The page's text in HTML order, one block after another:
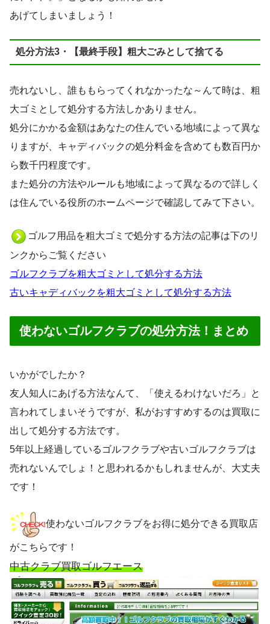
あげてしまいましょう！
処分方法3・【最終手段】粗大ごみとして捨てる
売れないし、誰ももらってくれなかったな～んて時は、粗
大ゴミとして処分する方法しかありません。
処分にかかる金額はあなたの住んでいる地域によって異な
りますが、キャディバックの処分料金を含めても数百円か
ら数千円程度です。
また処分の方法やルールも地域によって異なるので詳しく
は住んでいる役所のホームページで確認してみて下さい。
ゴルフ用品を粗大ゴミで処分する方法の記事は下のリ
ンクからご覧ください
ゴルフクラブを粗大ゴミとして処分する方法
古いキャディバックを粗大ゴミとして処分する方法
使わないゴルフクラブの処分方法！まとめ
いかがでしたか？
友人知人にあげる方法なんて、「使えるわけないだろ」と
言われてしまいそうですが、私がおすすめするのは買取に
出して処分する方法です。
5年以上経過しているゴルフクラブや古いゴルフクラブは
売れないんでしょ！と思われるかもしれませんが、大丈夫
です！
使わないゴルフクラブをお得に処分できる買取店
がこちらです！
中古クラブ買取ゴルフエース